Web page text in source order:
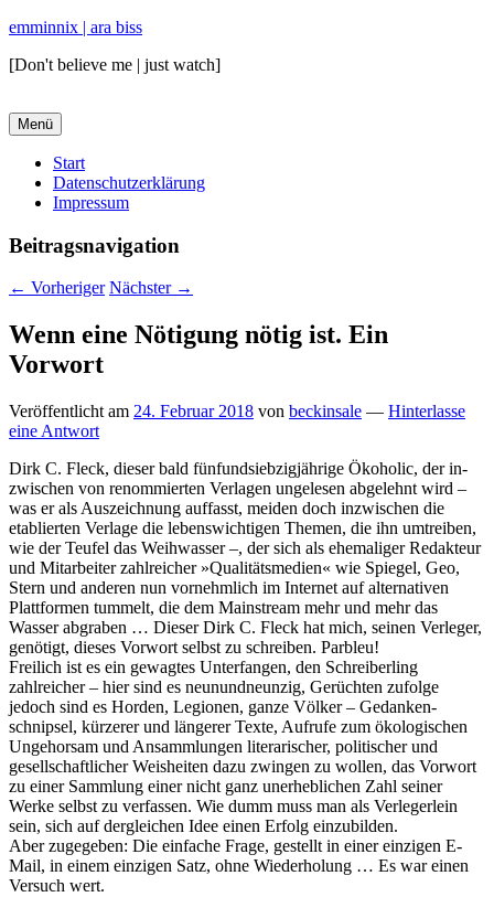
emminnix | ara biss
[Don't believe me | just watch]
Menü
Primäres
Menü
Start
Datenschutzerklärung
Impressum
Beitragsnavigation
← Vorheriger Nächster →
Wenn eine Nötigung nötig ist. Ein
Vorwort
Veröffentlicht am 24. Februar 2018 von beckinsale — Hinterlasse
eine Antwort
Dirk C. Fleck, dieser bald fünfundsiebzigjährige Ökoholic, der in­
zwischen von renommierten Verlagen ungelesen abgelehnt wird –
was er als Auszeichnung auffasst, meiden doch inzwischen die
etablierten Verlage die lebenswichtigen Themen, die ihn umtreiben,
wie der Teufel das Weihwasser –, der sich als ehemaliger Redakteur
und Mitarbeiter zahlreicher »Qua­li­täts­medien« wie Spiegel, Geo,
Stern und anderen nun vornehmlich im Internet auf alternativen
Plattformen tummelt, die dem Mainstream mehr und mehr das
Wasser abgraben … Die­ser Dirk C. Fleck hat mich, seinen Verleger,
genötigt, dieses Vorwort selbst zu schreiben. Parbleu!
Freilich ist es ein gewagtes Unterfangen, den Schreiberling
zahlreicher – hier sind es neunundneunzig, Gerüchten zufolge
jedoch sind es Horden, Legionen, ganze Völker – Gedanken­
schnipsel, kürzerer und längerer Texte, Aufrufe zum ökologischen
Ungehorsam und Ansammlungen literarischer, politischer und
gesellschaftlicher Weisheiten dazu zwingen zu wol­len, das Vorwort
zu einer Sammlung einer nicht ganz unerheblichen Zahl seiner
Werke selbst zu verfassen. Wie dumm muss man als Verlegerlein
sein, sich auf dergleichen Idee einen Erfolg einzubilden.
Aber zugegeben: Die einfache Frage, gestellt in einer einzigen E-
Mail, in einem einzigen Satz, ohne Wiederholung … Es war einen
Versuch wert.